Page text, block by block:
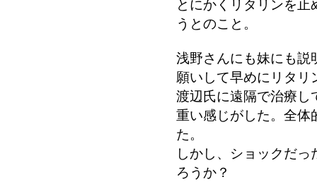
とにかくリタリンを
うとのこと。
浅野さんにも妹にも説
願いして早めにリタリ
渡辺氏に遠隔で治療し
重い感じがした。全体
た。
しかし、ショックだ
ろうか？